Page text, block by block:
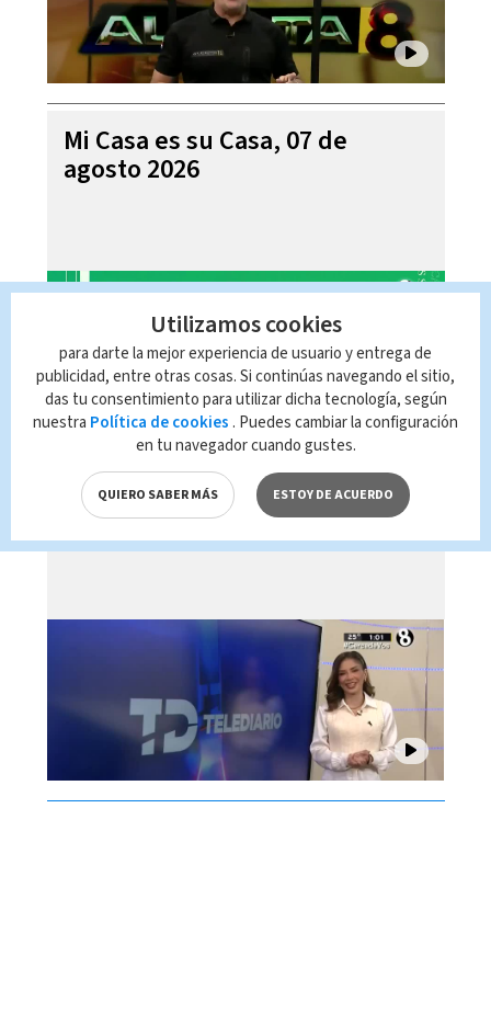
Mi Casa es su Casa, 07 de
agosto 2026
Telediario En Directo con Paula
Brenes, 07 de agosto 2026
Utilizamos cookies
para darte la mejor experiencia de usuario y entrega de
publicidad, entre otras cosas. Si continúas navegando el sitio,
das tu consentimiento para utilizar dicha tecnología, según
nuestra Política de cookies . Puedes cambiar la configuración
en tu navegador cuando gustes.
QUIERO SABER MÁS ESTOY DE ACUERDO